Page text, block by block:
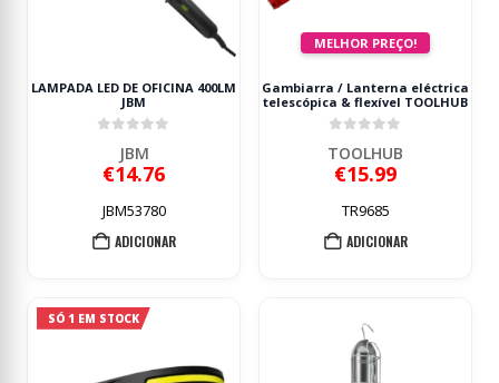
LAMPADA LED DE OFICINA 400LM
JBM
JBM
€14.76
JBM53780
ADICIONAR
MELHOR PREÇO!
Gambiarra / Lanterna eléctrica
telescópica & flexível TOOLHUB
TOOLHUB
€15.99
TR9685
ADICIONAR
SÓ 1 EM STOCK